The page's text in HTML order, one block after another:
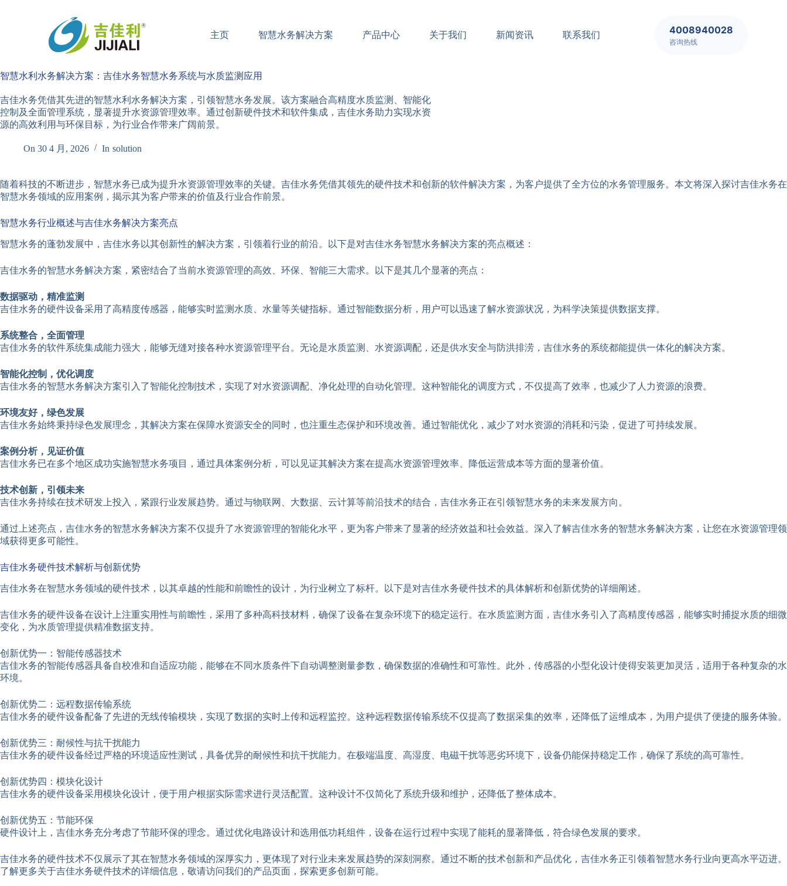
主页 智慧水务解决方案 产品中心 关于我们 新闻资讯 联系我们 4008940028
咨询热线
智慧水利水务解决方案：吉佳水务智慧水务系统与水质监测应用
吉佳水务凭借其先进的智慧水利水务解决方案，引领智慧水务发展。该方案融合高精度水质监测、智能化
控制及全面管理系统，显著提升水资源管理效率。通过创新硬件技术和软件集成，吉佳水务助力实现水资
源的高效利用与环保目标，为行业合作带来广阔前景。
On 30 4 月, 2026 In solution
随着科技的不断进步，智慧水务已成为提升水资源管理效率的关键。吉佳水务凭借其领先的硬件技术和创新的软件解决方案，为客户提供了全方位的水务管理服务。本文将深入探讨吉佳水务在
智慧水务领域的应用案例，揭示其为客户带来的价值及行业合作前景。
智慧水务行业概述与吉佳水务解决方案亮点
智慧水务的蓬勃发展中，吉佳水务以其创新性的解决方案，引领着行业的前沿。以下是对吉佳水务智慧水务解决方案的亮点概述：
吉佳水务的智慧水务解决方案，紧密结合了当前水资源管理的高效、环保、智能三大需求。以下是其几个显著的亮点：
数据驱动，精准监测
吉佳水务的硬件设备采用了高精度传感器，能够实时监测水质、水量等关键指标。通过智能数据分析，用户可以迅速了解水资源状况，为科学决策提供数据支撑。
系统整合，全面管理
吉佳水务的软件系统集成能力强大，能够无缝对接各种水资源管理平台。无论是水质监测、水资源调配，还是供水安全与防洪排涝，吉佳水务的系统都能提供一体化的解决方案。
智能化控制，优化调度
吉佳水务的智慧水务解决方案引入了智能化控制技术，实现了对水资源调配、净化处理的自动化管理。这种智能化的调度方式，不仅提高了效率，也减少了人力资源的浪费。
环境友好，绿色发展
吉佳水务始终秉持绿色发展理念，其解决方案在保障水资源安全的同时，也注重生态保护和环境改善。通过智能优化，减少了对水资源的消耗和污染，促进了可持续发展。
案例分析，见证价值
吉佳水务已在多个地区成功实施智慧水务项目，通过具体案例分析，可以见证其解决方案在提高水资源管理效率、降低运营成本等方面的显著价值。
技术创新，引领未来
吉佳水务持续在技术研发上投入，紧跟行业发展趋势。通过与物联网、大数据、云计算等前沿技术的结合，吉佳水务正在引领智慧水务的未来发展方向。
通过上述亮点，吉佳水务的智慧水务解决方案不仅提升了水资源管理的智能化水平，更为客户带来了显著的经济效益和社会效益。深入了解吉佳水务的智慧水务解决方案，让您在水资源管理领
域获得更多可能性。
吉佳水务硬件技术解析与创新优势
吉佳水务在智慧水务领域的硬件技术，以其卓越的性能和前瞻性的设计，为行业树立了标杆。以下是对吉佳水务硬件技术的具体解析和创新优势的详细阐述。
吉佳水务的硬件设备在设计上注重实用性与前瞻性，采用了多种高科技材料，确保了设备在复杂环境下的稳定运行。在水质监测方面，吉佳水务引入了高精度传感器，能够实时捕捉水质的细微
变化，为水质管理提供精准数据支持。
创新优势一：智能传感器技术
吉佳水务的智能传感器具备自校准和自适应功能，能够在不同水质条件下自动调整测量参数，确保数据的准确性和可靠性。此外，传感器的小型化设计使得安装更加灵活，适用于各种复杂的水
环境。
创新优势二：远程数据传输系统
吉佳水务的硬件设备配备了先进的无线传输模块，实现了数据的实时上传和远程监控。这种远程数据传输系统不仅提高了数据采集的效率，还降低了运维成本，为用户提供了便捷的服务体验。
创新优势三：耐候性与抗干扰能力
吉佳水务的硬件设备经过严格的环境适应性测试，具备优异的耐候性和抗干扰能力。在极端温度、高湿度、电磁干扰等恶劣环境下，设备仍能保持稳定工作，确保了系统的高可靠性。
创新优势四：模块化设计
吉佳水务的硬件设备采用模块化设计，便于用户根据实际需求进行灵活配置。这种设计不仅简化了系统升级和维护，还降低了整体成本。
创新优势五：节能环保
硬件设计上，吉佳水务充分考虑了节能环保的理念。通过优化电路设计和选用低功耗组件，设备在运行过程中实现了能耗的显著降低，符合绿色发展的要求。
吉佳水务的硬件技术不仅展示了其在智慧水务领域的深厚实力，更体现了对行业未来发展趋势的深刻洞察。通过不断的技术创新和产品优化，吉佳水务正引领着智慧水务行业向更高水平迈进。
了解更多关于吉佳水务硬件技术的详细信息，敬请访问我们的产品页面，探索更多创新可能。